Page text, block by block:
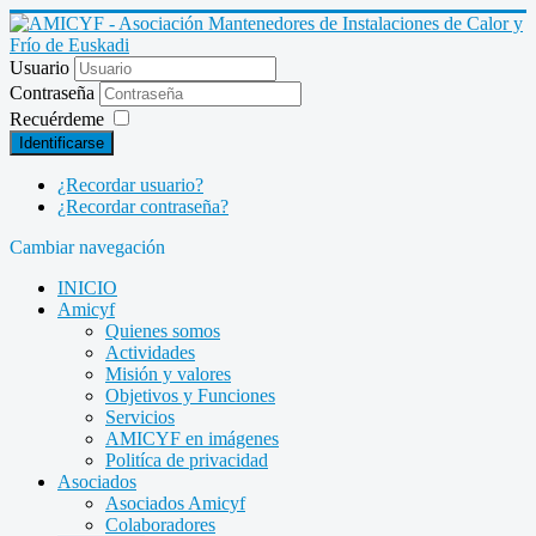
Usuario
Contraseña
Recuérdeme
Identificarse
¿Recordar usuario?
¿Recordar contraseña?
Cambiar navegación
INICIO
Amicyf
Quienes somos
Actividades
Misión y valores
Objetivos y Funciones
Servicios
AMICYF en imágenes
Politíca de privacidad
Asociados
Asociados Amicyf
Colaboradores